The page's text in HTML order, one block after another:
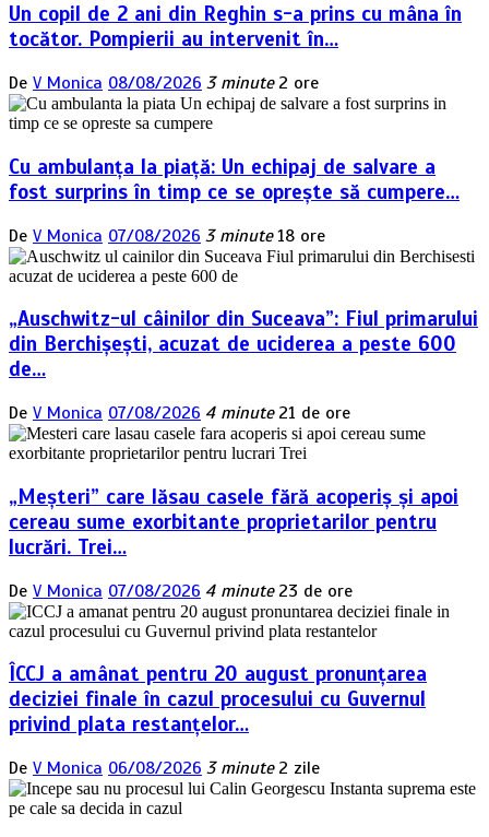
Un copil de 2 ani din Reghin s-a prins cu mâna în
tocător. Pompierii au intervenit în…
De V Monica 08/08/2026 3 minute 2 ore
Cu ambulanța la piață: Un echipaj de salvare a
fost surprins în timp ce se oprește să cumpere…
De V Monica 07/08/2026 3 minute 18 ore
„Auschwitz-ul câinilor din Suceava”: Fiul primarului
din Berchișești, acuzat de uciderea a peste 600
de…
De V Monica 07/08/2026 4 minute 21 de ore
„Meșteri” care lăsau casele fără acoperiș și apoi
cereau sume exorbitante proprietarilor pentru
lucrări. Trei…
De V Monica 07/08/2026 4 minute 23 de ore
ÎCCJ a amânat pentru 20 august pronunțarea
deciziei finale în cazul procesului cu Guvernul
privind plata restanțelor…
De V Monica 06/08/2026 3 minute 2 zile